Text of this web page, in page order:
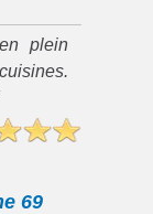
plein
69